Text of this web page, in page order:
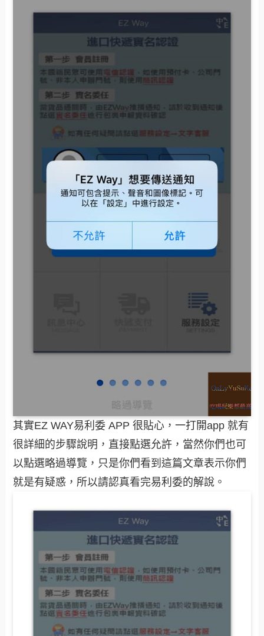
其實EZ WAY易利委 APP 很貼心，一打開app 就有
很詳細的步驟說明，直接點選允許，當然你們也可
以點選略過導覽，只是你們看到這篇文章表示你們
就是有疑惑，所以請認真看完易利委的解說 。